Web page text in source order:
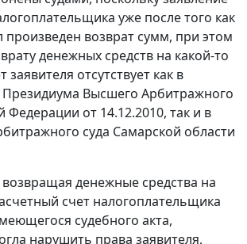
уже после того как
произведен возврат сумм, при этом
денежных средств на какой-то
заявителя отсутствует как в
Президиума Высшего Арбитражного
Федерации от 14.12.2010, так и в
суда Самарской области
денежные средства на
счет налогоплательщика
судебного акта,
нарушить права заявителя,